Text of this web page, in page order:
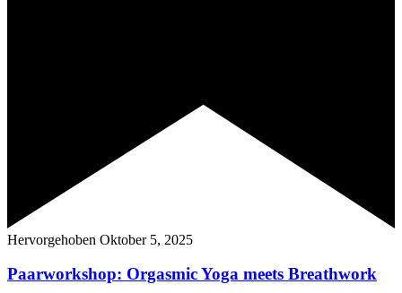
Hervorgehoben Oktober 5, 2025
Paarworkshop: Orgasmic Yoga meets Breathwork